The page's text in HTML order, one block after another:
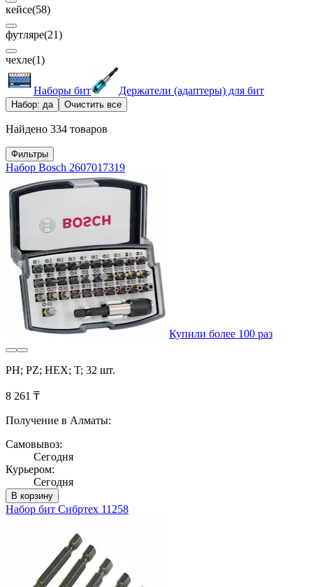
кейсе(58)
футляре(21)
чехле(1)
Наборы бит Держатели (адаптеры) для бит
Набор: да Очистить все
Найдено 334 товаров
Фильтры
Набор Bosch 2607017319
Купили более 100 раз
PH; PZ; HEX; T; 32 шт.
8 261 ₸
Получение в Алматы:
Самовывоз:
Сегодня
Курьером:
Сегодня
В корзину
Набор бит Сибртех 11258